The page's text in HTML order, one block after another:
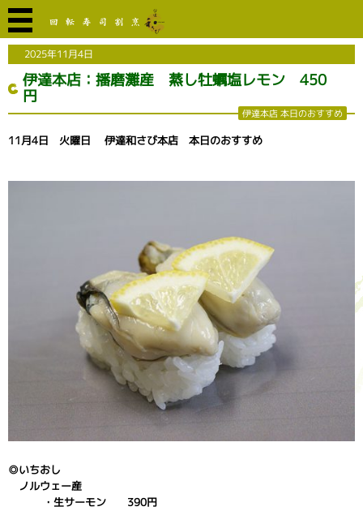
2025年11月4日
伊達本店：播磨灘産 蒸し牡蠣塩レモン 450
円
伊達本店 本日のおすすめ
11月4日 火曜日 伊達和さび本店 本日のおすすめ
◎いちおし
ノルウェー産
・生サーモン 390円